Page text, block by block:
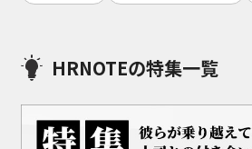
HRNOTEの特集一覧